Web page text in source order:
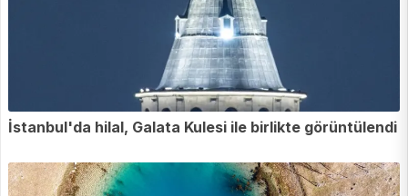
İstanbul'da hilal, Galata Kulesi ile birlikte görüntülendi